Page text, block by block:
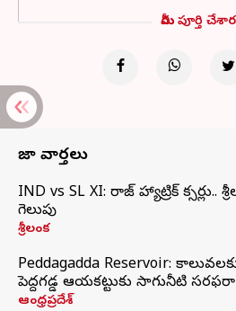
మీరు పూర్తి
తాజా వార్తలు
IND vs SL XI: సిరాజ్‌ హ్యాట్రిక్‌
గెలుపు
శ్రీలంక
Peddagadda Reservoir:
పెద్దగడ్డ ఆయకట్టుకు సాగునీటి సరఫరా
ఆంధ్రప్రదేశ్